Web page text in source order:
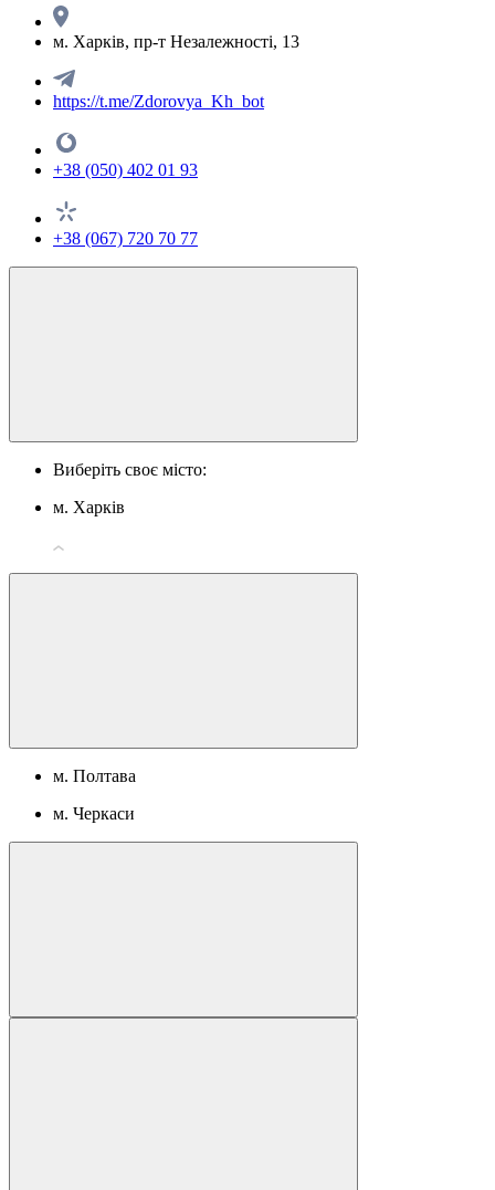
м. Харків, пр-т Незалежності, 13
https://t.me/Zdorovya_Kh_bot
+38 (050) 402 01 93
+38 (067) 720 70 77
Виберіть своє місто:
м. Харків
м. Полтава
м. Черкаси